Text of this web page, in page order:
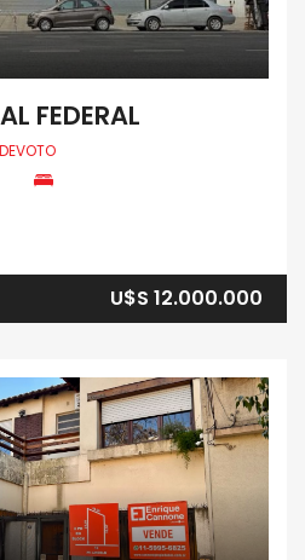
FEDERAL
U$S 12.000.000